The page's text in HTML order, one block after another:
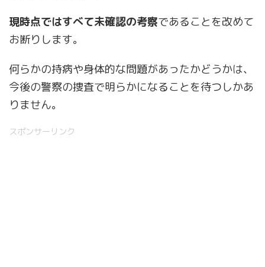
現時点ではすべて未確認の考察であることを改めて
お断りします。
何らかの持病や身体的な問題があったかどうかは、
今後の警察の捜査で明らかになることを待つしかあ
りません。
スポンサーリンク